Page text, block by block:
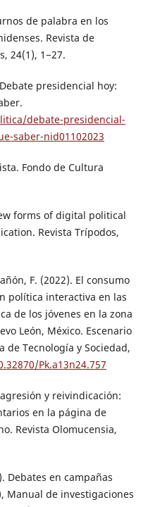
de palabra en los
Revista de
24(1), 1−27.
presidencial hoy:
debate-presidencial-
saber-nid01102023
Fondo de Cultura
forms of digital political
Revista Trípodos,
F. (2022). El consumo
política interactiva en las
de los jóvenes en la zona
León, México. Escenario
de Tecnología y Sociedad,
Pk.a13n24.757
y reivindicación:
en la página de
Revista Olomucensia,
Debates en campañas
Manual de investigaciones